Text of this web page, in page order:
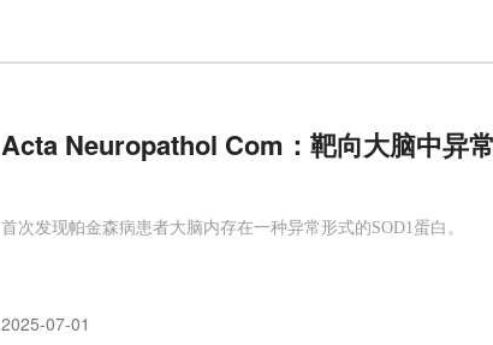
Acta Neuropathol Com：靶向大脑中异
首次发现帕金森病患者大脑内存在一种异常形式的SOD1蛋白。
2025-07-01